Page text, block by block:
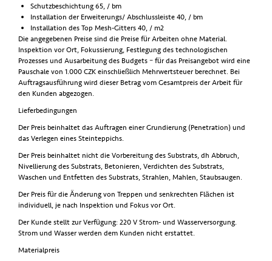
Schutzbeschichtung 65, / bm
Installation der Erweiterungs/ Abschlussleiste 40, / bm
Installation des Top Mesh-Gitters 40, / m2
Die angegebenen Preise sind die Preise für Arbeiten ohne Material.
Inspektion vor Ort, Fokussierung, Festlegung des technologischen
Prozesses und Ausarbeitung des Budgets – für das Preisangebot wird eine
Pauschale von 1.000 CZK einschließlich Mehrwertsteuer berechnet. Bei
Auftragsausführung wird dieser Betrag vom Gesamtpreis der Arbeit für
den Kunden abgezogen.
Lieferbedingungen
Der Preis beinhaltet das Auftragen einer Grundierung (Penetration) und
das Verlegen eines Steinteppichs.
Der Preis beinhaltet nicht die Vorbereitung des Substrats, dh Abbruch,
Nivellierung des Substrats, Betonieren, Verdichten des Substrats,
Waschen und Entfetten des Substrats, Strahlen, Mahlen, Staubsaugen.
Der Preis für die Änderung von Treppen und senkrechten Flächen ist
individuell, je nach Inspektion und Fokus vor Ort.
Der Kunde stellt zur Verfügung: 220 V Strom- und Wasserversorgung.
Strom und Wasser werden dem Kunden nicht erstattet.
Materialpreis